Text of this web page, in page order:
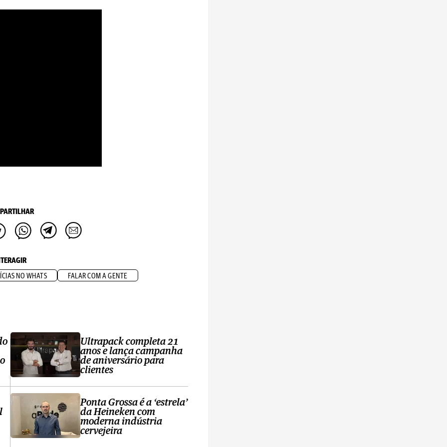
NO WHATS FALAR COM A GENTE
Ultrapack completa 21
anos e lança campanha
de aniversário para
clientes
Ponta Grossa é a ‘estrela’
da Heineken com
moderna indústria
cervejeira